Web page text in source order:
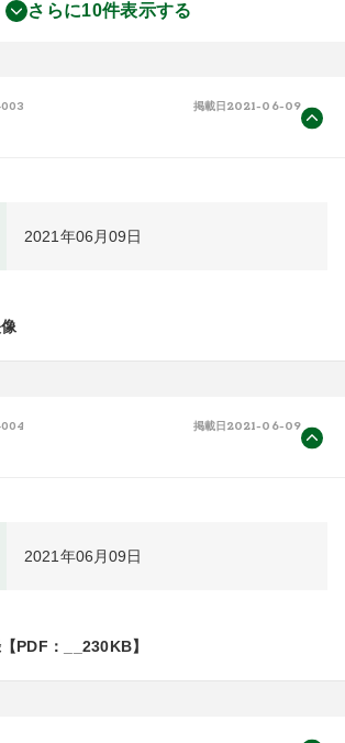
さらに10件表示する
掲載日 2021-06-09
2021年06月09日
掲載日 2021-06-09
2021年06月09日
PDF：__230KB】